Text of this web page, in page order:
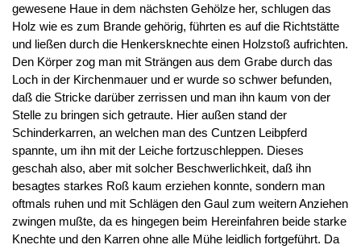
gewesene Haue in dem nächsten Gehölze her, schlugen das
Holz wie es zum Brande gehörig, führten es auf die Richtstätte
und ließen durch die Henkersknechte einen Holzstoß aufrichten.
Den Körper zog man mit Strängen aus dem Grabe durch das
Loch in der Kirchenmauer und er wurde so schwer befunden,
daß die Stricke darüber zerrissen und man ihn kaum von der
Stelle zu bringen sich getraute. Hier außen stand der
Schinderkarren, an welchen man des Cuntzen Leibpferd
spannte, um ihn mit der Leiche fortzuschleppen. Dieses
geschah also, aber mit solcher Beschwerlichkeit, daß ihn
besagtes starkes Roß kaum erziehen konnte, sondern man
oftmals ruhen und mit Schlägen den Gaul zum weitern Anziehen
zwingen mußte, da es hingegen beim Hereinfahren beide starke
Knechte und den Karren ohne alle Mühe leidlich fortgeführt. Da